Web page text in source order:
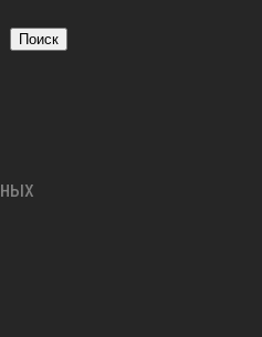
Поиск